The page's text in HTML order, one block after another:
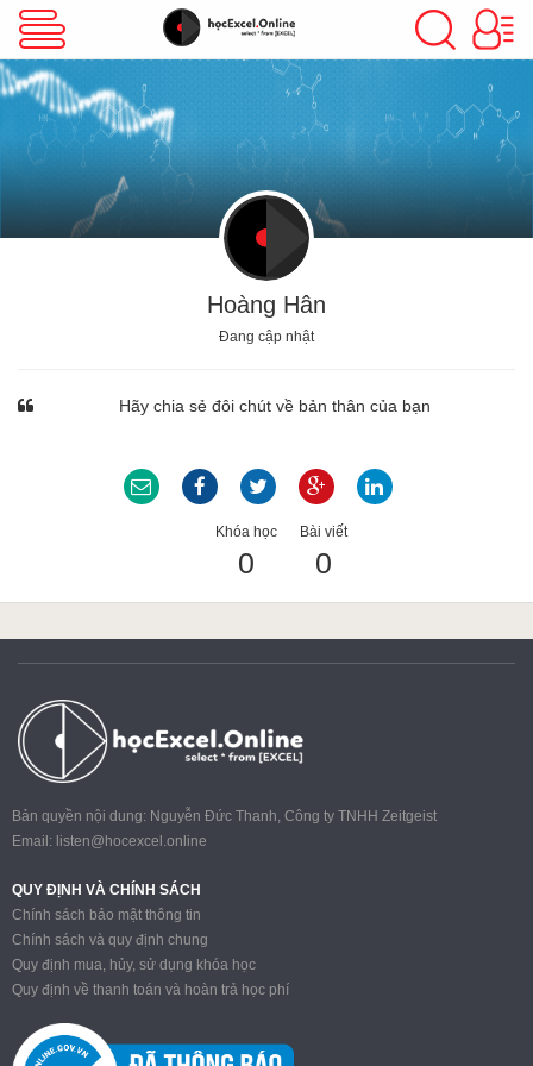
VBA Excel
Excel Cơ Bản
Excel Nâng Cao
Google Sheet
MOS
Power BI
Hoàng Hân
Đang cập nhật
Hãy chia sẻ đôi chút về bản thân của bạn
Khóa học
0
Bài viết
0
Bản quyền nội dung: Nguyễn Đức Thanh, Công ty TNHH Zeitgeist
Email: listen@hocexcel.online
QUY ĐỊNH VÀ CHÍNH SÁCH
Chính sách bảo mật thông tin
Chính sách và quy định chung
Quy định mua, hủy, sử dụng khóa học
Quy định về thanh toán và hoàn trả học phí